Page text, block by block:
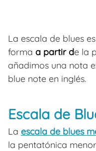
La escala de blues
forma a partir de la
añadimos una nota
blue note en inglés.
Escala de
La escala de blues
la pentatónica